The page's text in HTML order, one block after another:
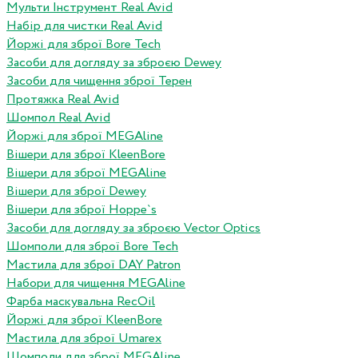
Мульти Інструмент Real Avid
Набір для чистки Real Avid
Йоржі для зброї Bore Tech
Засоби для догляду за зброєю Dewey
Засоби для чищення зброї Терен
Протяжка Real Avid
Шомпол Real Avid
Йоржі для зброї MEGAline
Вішери для зброї KleenBore
Вішери для зброї MEGAline
Вішери для зброї Dewey
Вішери для зброї Hoppe`s
Засоби для догляду за зброєю Vector Optics
Шомполи для зброї Bore Tech
Мастила для зброї DAY Patron
Набори для чищення MEGAline
Фарба маскувальна RecOil
Йоржі для зброї KleenBore
Мастила для зброї Umarex